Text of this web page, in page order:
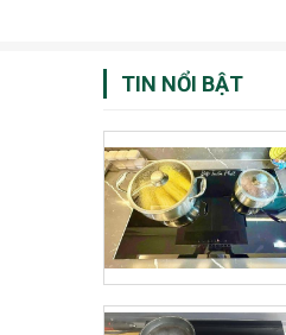
TIN NỔI BẬT